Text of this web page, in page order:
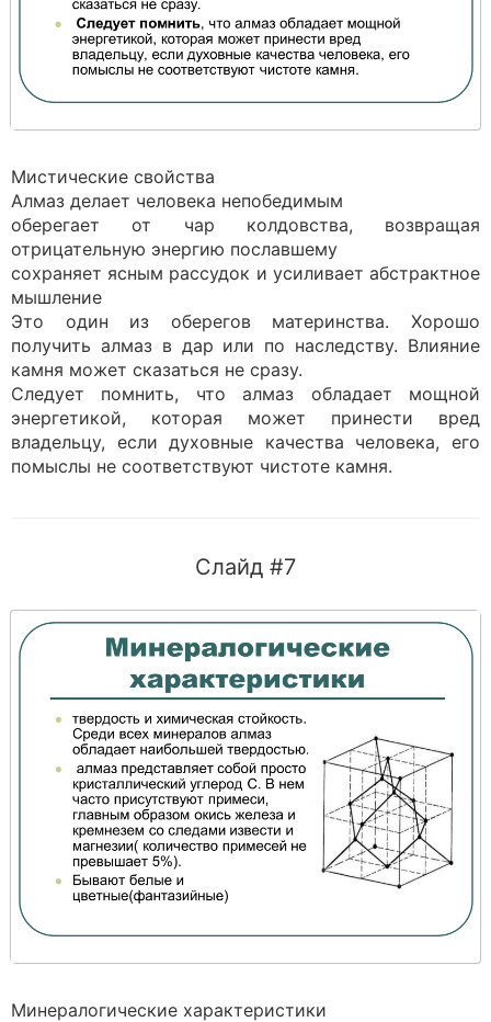
Мистические свойства
Алмаз делает человека непобедимым
оберегает от чар колдовства, возвращая
отрицательную энергию пославшему
сохраняет ясным рассудок и усиливает абстрактное
мышление
Это один из оберегов материнства. Хорошо
получить алмаз в дар или по наследству. Влияние
камня может сказаться не сразу.
Следует помнить, что алмаз обладает мощной
энергетикой, которая может принести вред
владельцу, если духовные качества человека, его
помыслы не соответствуют чистоте камня.
Слайд #7
Минералогические характеристики